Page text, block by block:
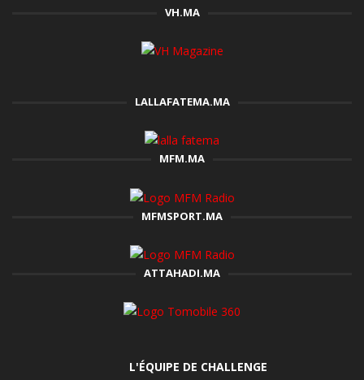
VH.MA
LALLAFATEMA.MA
MFM.MA
MFMSPORT.MA
ATTAHADI.MA
L'ÉQUIPE DE CHALLENGE